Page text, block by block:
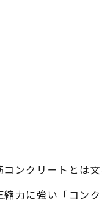
ンクリートとは
力に強い「コンク